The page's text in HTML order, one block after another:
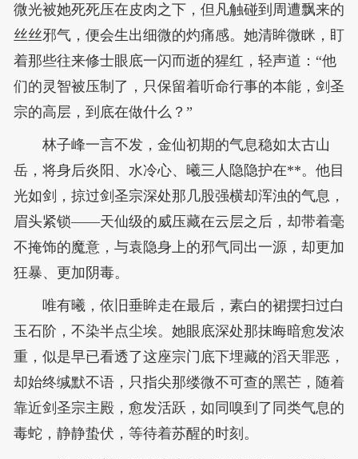
微光被她死死压在皮肉之下，但凡触碰到周遭飘来的
丝丝邪气，便会生出细微的灼痛感。她清眸微眯，盯
着那些往来修士眼底一闪而逝的猩红，轻声道：“他
们的灵智被压制了，只保留着听命行事的本能，剑圣
宗的高层，到底在做什么？”
林子峰一言不发，金仙初期的气息稳如太古山
岳，将身后炎阳、水冷心、曦三人隐隐护在**。他目
光如剑，掠过剑圣宗深处那几股强横却浑浊的气息，
眉头紧锁——天仙级的威压藏在云层之后，却带着毫
不掩饰的魔意，与袁隐身上的邪气同出一源，却更加
狂暴、更加阴毒。
唯有曦，依旧垂眸走在最后，素白的裙摆扫过白
玉石阶，不染半点尘埃。她眼底深处那抹晦暗愈发浓
重，似是早已看透了这座宗门底下埋藏的滔天罪恶，
却始终缄默不语，只指尖那缕微不可查的黑芒，随着
靠近剑圣宗主殿，愈发活跃，如同嗅到了同类气息的
毒蛇，静静蛰伏，等待着苏醒的时刻。